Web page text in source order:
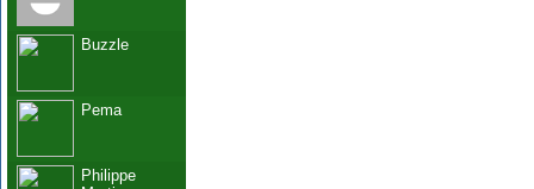
Buzzle
Pema
Philippe